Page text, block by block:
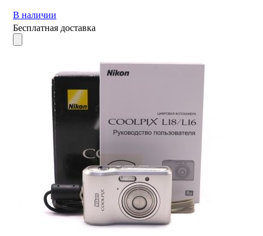
В наличии
Бесплатная доставка